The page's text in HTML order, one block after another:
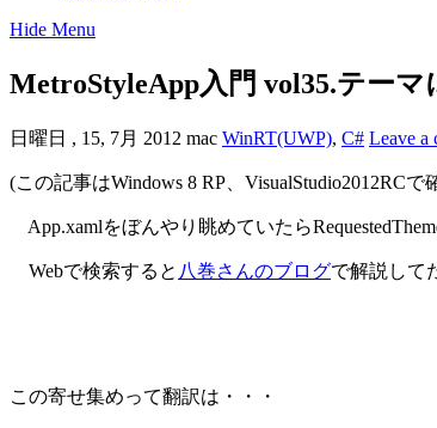
Hide Menu
MetroStyleApp入門 vol35.テーマ
日曜日 , 15, 7月 2012 mac WinRT(UWP), C# Leave a
(この記事はWindows 8 RP、VisualStudio2012RC
App.xamlをぼんやり眺めていたら
Webで検索すると 八巻さんのブログで解説して
この寄せ集めって翻訳は・・・